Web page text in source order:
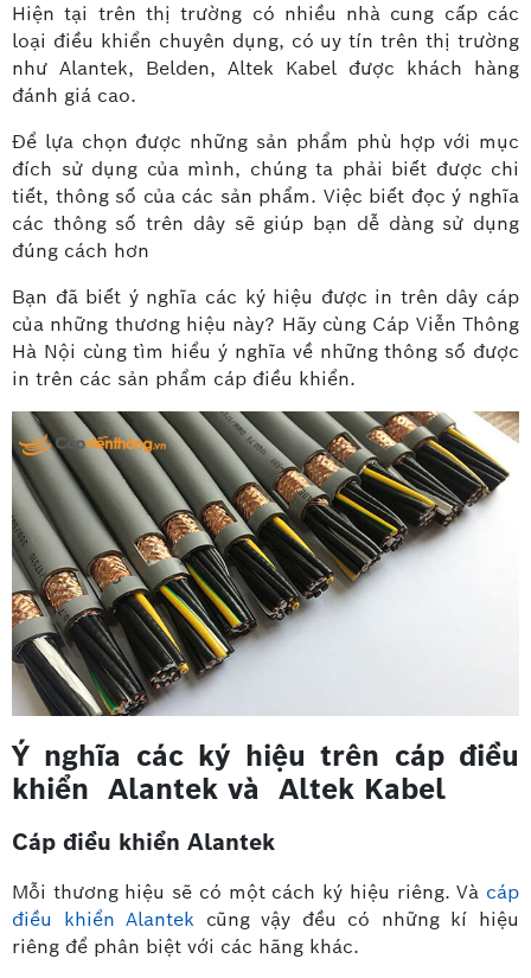
Hiện tại trên thị trường có nhiều nhà cung cấp các
loại điều khiển chuyên dụng, có uy tín trên thị trường
như Alantek, Belden, Altek Kabel được khách hàng
đánh giá cao.
Để lựa chọn được những sản phẩm phù hợp với mục
đích sử dụng của mình, chúng ta phải biết được chi
tiết, thông số của các sản phẩm. Việc biết đọc ý nghĩa
các thông số trên dây sẽ giúp bạn dễ dàng sử dụng
đúng cách hơn
Bạn đã biết ý nghĩa các ký hiệu được in trên dây cáp
của những thương hiệu này? Hãy cùng Cáp Viễn Thông
Hà Nội cùng tìm hiểu ý nghĩa về những thông số được
in trên các sản phẩm cáp điều khiển.
Ý nghĩa các ký hiệu trên cáp điều
khiển Alantek và Altek Kabel
Cáp điều khiển Alantek
Mỗi thương hiệu sẽ có một cách ký hiệu riêng. Và cáp
điều khiển Alantek cũng vậy đều có những kí hiệu
riêng để phân biệt với các hãng khác.